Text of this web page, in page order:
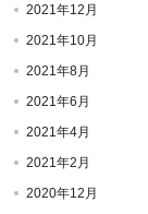
2021年12月
2021年10月
2021年8月
2021年6月
2021年4月
2021年2月
2020年12月